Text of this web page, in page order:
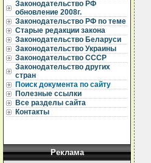
Законодательство РФ
обновление 2008г.
Законодательство РФ по теме
Старые редакции закона
Законодательство Беларуси
Законодательство Украины
Законодательство СССР
Законодательство других
стран
Поиск документа по сайту
Полезные ссылки
Все разделы сайта
Контакты
Реклама